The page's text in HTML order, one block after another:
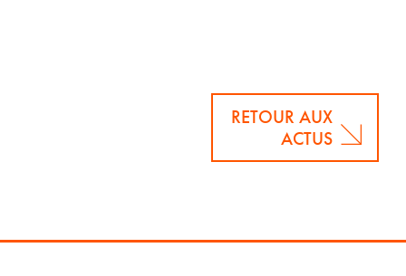
RETOUR AUX
ACTUS